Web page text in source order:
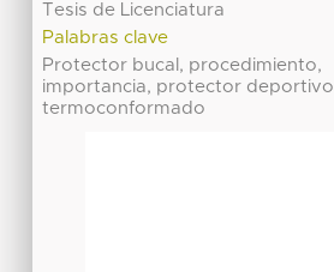
Tesis de Licenciatura
Palabras clave
Protector bucal, procedimiento,
importancia, protector deportivo
termoconformado